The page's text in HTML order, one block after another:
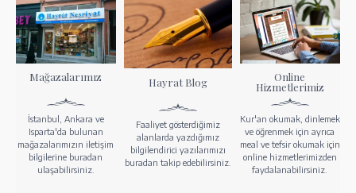
Mağazalarımız
İstanbul, Ankara ve
Isparta'da bulunan
mağazalarımızın iletişim
bilgilerine buradan
ulaşabilirsiniz.
Hayrat Blog
Faaliyet gösterdiğimiz
alanlarda yazdığımız
bilgilendirici yazılarımızı
buradan takip edebilirsiniz.
Online
Hizmetlerimiz
Kur'an okumak, dinlemek
ve öğrenmek için ayrıca
meal ve tefsir okumak için
online hizmetlerimizden
faydalanabilirsiniz.